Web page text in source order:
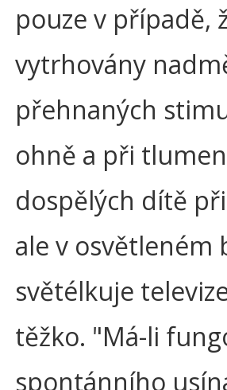
pouze v případě,
vytrhovány
přehnaných
ohně a při
dospělých dítě
ale v osvětleném
světélkuje
těžko. "Má-li
spontánního